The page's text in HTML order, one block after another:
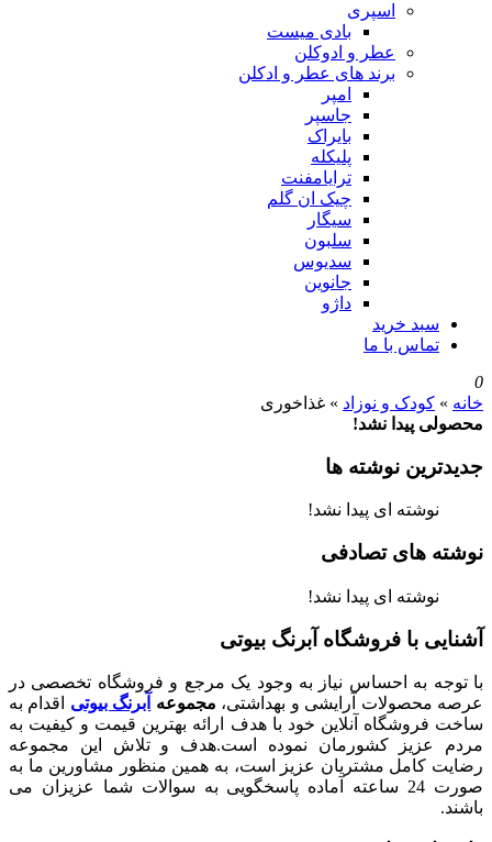
اسپری
بادی میست
عطر و ادوکلن
برند های عطر و ادکلن
امپر
جاسپر
بایراک
پلیکله
ترایامفنت
چیک ان گلم
سیگار
سلبون
سدیوس
جانوین
داژو
سبد خرید
تماس با ما
0
خانه » کودک و نوزاد » غذاخوری
محصولی پیدا نشد!
جدیدترین نوشته ها
نوشته ای پیدا نشد!
نوشته های تصادفی
نوشته ای پیدا نشد!
آشنایی با فروشگاه آبرنگ بیوتی
با توجه به احساس نیاز به وجود یک مرجع و فروشگاه تخصصی در
عرصه محصولات آرایشی و بهداشتی، مجموعه آبرنگ بیوتی اقدام به
ساخت فروشگاه آنلاین خود با هدف ارائه بهترین قیمت و کیفیت به
مردم عزیز کشورمان نموده است.هدف و تلاش این مجموعه
رضایت کامل مشتریان عزیز است، به همین منظور مشاورین ما به
صورت 24 ساعته آماده پاسخگویی به سوالات شما عزیزان می
باشند.